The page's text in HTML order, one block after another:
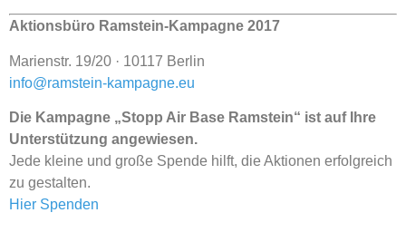
Aktionsbüro Ramstein-Kampagne 2017
Marienstr. 19/20 · 10117 Berlin
info@ramstein-kampagne.eu
Die Kampagne „Stopp Air Base Ramstein“ ist auf Ihre
Unterstützung angewiesen.
Jede kleine und große Spende hilft, die Aktionen erfolgreich
zu gestalten.
Hier Spenden